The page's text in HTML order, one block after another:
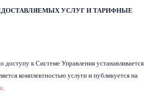
УСЛУГ И ТАРИФНЫЕ
доступу к Системе Управления устанавливается
комплектностью услуги и публикуется на